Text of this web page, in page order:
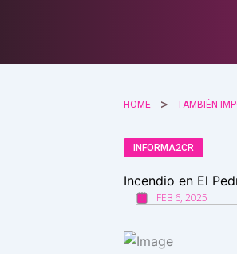
HOME TAMBIÉN
INFORMA2CR
Incendio en El
FEB 6, 2025